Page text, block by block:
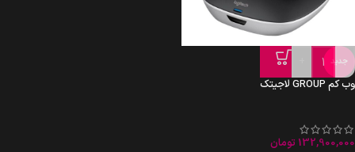
جدید
-
وب کم GROUP لاجیتک
132,900,000 تومان